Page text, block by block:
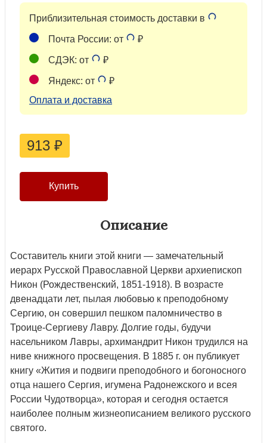
Приблизительная стоимость доставки в
Почта России: от ₽
СДЭК: от ₽
Яндекс: от
₽
Оплата и доставка
913 ₽
Описание
Составитель книги этой книги — замечательный
иерарх Русской Православной Церкви архиепископ
Никон (Рождественский, 1851-1918). В возрасте
двенадцати лет, пылая любовью к преподобному
Сергию, он совершил пешком паломничество в
Троице-Сергиеву Лавру. Долгие годы, будучи
насельником Лавры, архимандрит Никон трудился на
ниве книжного просвещения. В 1885 г. он публикует
книгу «Жития и подвиги преподобного и богоносного
отца нашего Сергия, игумена Радонежского и всея
России Чудотворца», которая и сегодня остается
наиболее полным жизнеописанием великого русского
святого.